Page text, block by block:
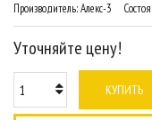
Производитель:Алекс-3
Уточняйте цену!
КУПИТЬ